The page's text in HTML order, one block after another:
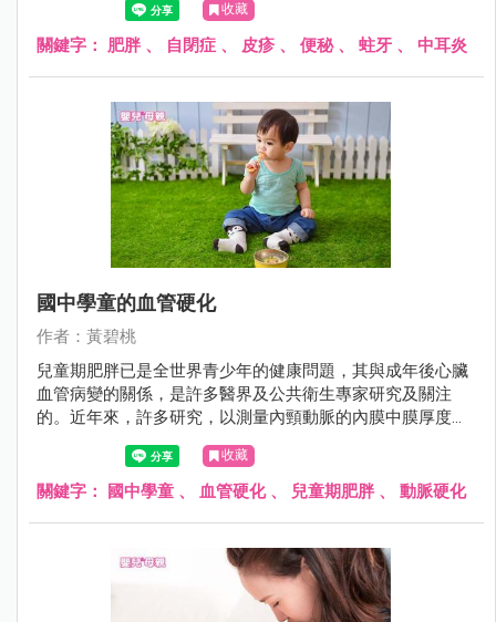
收藏
關鍵字： 肥胖、 自閉症 、 皮疹 、 便秘、 蛀牙 、 中耳炎
國中學童的血管硬化
作者：黃碧桃
兒童期肥胖已是全世界青少年的健康問題，其與成年後心臟
血管病變的關係，是許多醫界及公共衛生專家研究及關注
的。近年來，許多研究，以測量內頸動脈的內膜中膜厚度，
血流引致擴張（flow-mediate dilation）及脈博速率（pulse
wave velocity）來推測早期動腺粥樣硬化病變，也是測定肥
胖兒童動脈硬化的有效的方法。
收藏
關鍵字： 國中學童 、 血管硬化、 兒童期肥胖、 動脈硬化